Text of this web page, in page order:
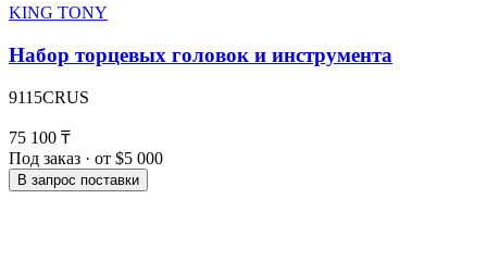
KING TONY
Набор торцевых головок и инструмента
9115CRUS
75 100 ₸
Под заказ · от $5 000
В запрос поставки